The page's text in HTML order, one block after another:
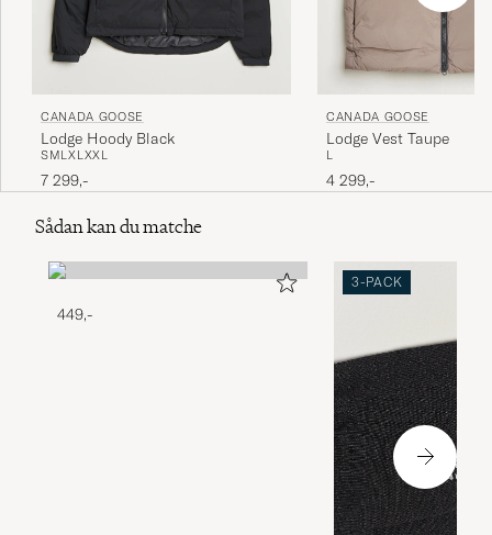
CANADA GOOSE
Lodge Hoody Black
SMLXLXXL
7 299,-
CANADA GOOSE
Lodge Vest Taupe
L
4 299,-
Sådan kan du matche
449,-
3-PACK